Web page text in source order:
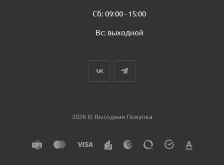
Сб: 09:00 - 15:00
Вс: выходной
2026 © Выгодная Покупка